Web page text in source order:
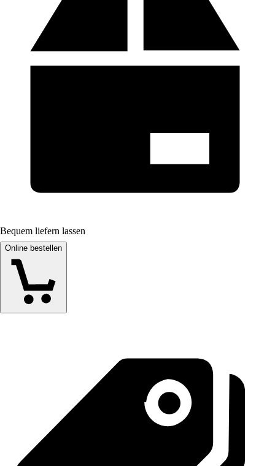
Bequem liefern lassen
Online bestellen